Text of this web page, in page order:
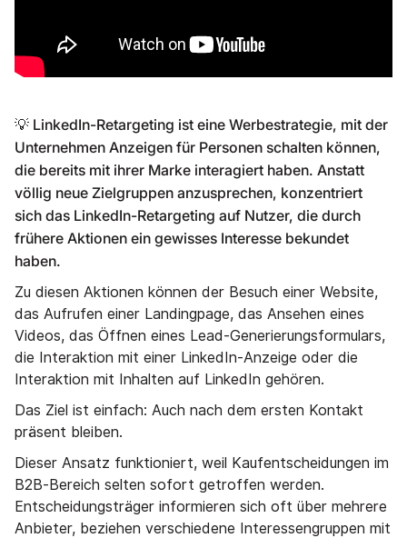
💡 LinkedIn-Retargeting ist eine Werbestrategie, mit der
Unternehmen Anzeigen für Personen schalten können,
die bereits mit ihrer Marke interagiert haben. Anstatt
völlig neue Zielgruppen anzusprechen, konzentriert
sich das LinkedIn-Retargeting auf Nutzer, die durch
frühere Aktionen ein gewisses Interesse bekundet
haben.
Zu diesen Aktionen können der Besuch einer Website,
das Aufrufen einer Landingpage, das Ansehen eines
Videos, das Öffnen eines Lead-Generierungsformulars,
die Interaktion mit einer LinkedIn-Anzeige oder die
Interaktion mit Inhalten auf LinkedIn gehören.
Das Ziel ist einfach: Auch nach dem ersten Kontakt
präsent bleiben.
Dieser Ansatz funktioniert, weil Kaufentscheidungen im
B2B-Bereich selten sofort getroffen werden.
Entscheidungsträger informieren sich oft über mehrere
Anbieter, beziehen verschiedene Interessengruppen mit